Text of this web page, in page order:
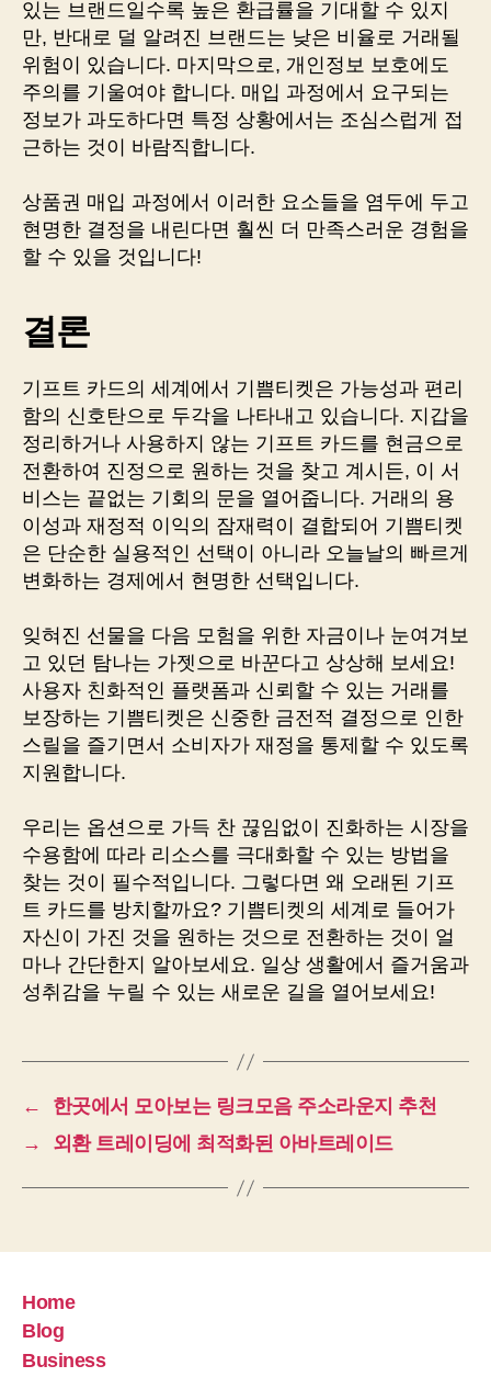
있는 브랜드일수록 높은 환급률을 기대할 수 있지
만, 반대로 덜 알려진 브랜드는 낮은 비율로 거래될
위험이 있습니다. 마지막으로, 개인정보 보호에도
주의를 기울여야 합니다. 매입 과정에서 요구되는
정보가 과도하다면 특정 상황에서는 조심스럽게 접
근하는 것이 바람직합니다.
상품권 매입 과정에서 이러한 요소들을 염두에 두고
현명한 결정을 내린다면 훨씬 더 만족스러운 경험을
할 수 있을 것입니다!
결론
기프트 카드의 세계에서 기쁨티켓은 가능성과 편리
함의 신호탄으로 두각을 나타내고 있습니다. 지갑을
정리하거나 사용하지 않는 기프트 카드를 현금으로
전환하여 진정으로 원하는 것을 찾고 계시든, 이 서
비스는 끝없는 기회의 문을 열어줍니다. 거래의 용
이성과 재정적 이익의 잠재력이 결합되어 기쁨티켓
은 단순한 실용적인 선택이 아니라 오늘날의 빠르게
변화하는 경제에서 현명한 선택입니다.
잊혀진 선물을 다음 모험을 위한 자금이나 눈여겨보
고 있던 탐나는 가젯으로 바꾼다고 상상해 보세요!
사용자 친화적인 플랫폼과 신뢰할 수 있는 거래를
보장하는 기쁨티켓은 신중한 금전적 결정으로 인한
스릴을 즐기면서 소비자가 재정을 통제할 수 있도록
지원합니다.
우리는 옵션으로 가득 찬 끊임없이 진화하는 시장을
수용함에 따라 리소스를 극대화할 수 있는 방법을
찾는 것이 필수적입니다. 그렇다면 왜 오래된 기프
트 카드를 방치할까요? 기쁨티켓의 세계로 들어가
자신이 가진 것을 원하는 것으로 전환하는 것이 얼
마나 간단한지 알아보세요. 일상 생활에서 즐거움과
성취감을 누릴 수 있는 새로운 길을 열어보세요!
←
한곳에서 모아보는 링크모음 주소라운지 추천
→
외환 트레이딩에 최적화된 아바트레이드
Home
Blog
Business